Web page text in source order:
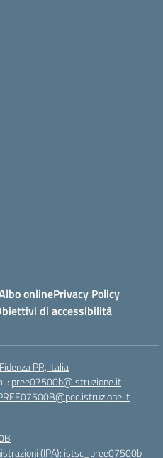
onlinePrivacy Policy
di accessibilità
PR, Italia
pree07500b@istruzione.it
(IPA): istsc_pree07500b